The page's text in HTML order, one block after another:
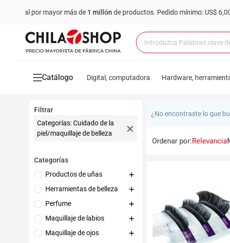
al por mayor más de1 millónde productos. Pedido mínimo: US$ 6,000
Catálogo Digital, computadora Hardware,
Filtrar
Categorías: Cuidado de la
piel/maquillaje de belleza
Categorías
Productos de uñas
Herramientas de belleza
Perfume
Maquillaje de labios
Maquillaje de ojos
¿No encontraste lo que
Ordenar por:Relevancia